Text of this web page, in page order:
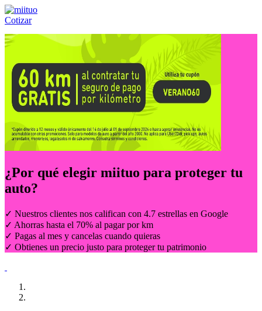
Cotizar
Llámanos al:(55) 84-21-05-00 ó
¿Por qué elegir miituo para proteger tu
auto?
✓ Nuestros clientes nos califican con 4.7 estrellas en Google
✓ Ahorras hasta el 70% al pagar por km
✓ Pagas al mes y cancelas cuando quieras
✓ Obtienes un precio justo para proteger tu patrimonio